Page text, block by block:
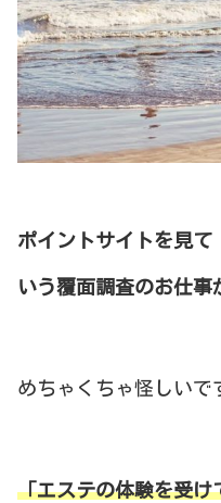
ポイントサイトを見て
いう覆面調査のお仕事
めちゃくちゃ怪しいで
「エステの体験を受け